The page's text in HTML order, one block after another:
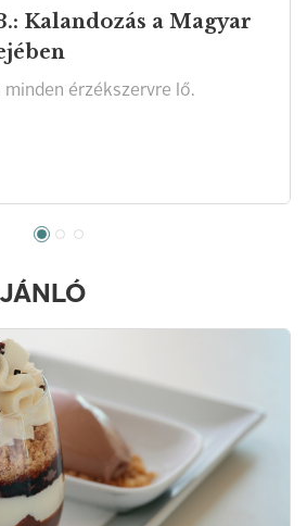
Kalandozás a Magyar
minden érzékszervre lő.